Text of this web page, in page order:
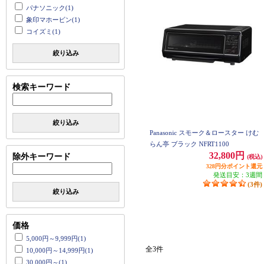
パナソニック(1)
象印マホービン(1)
コイズミ(1)
絞り込み
検索キーワード
絞り込み
除外キーワード
絞り込み
価格
5,000円～9,999円(1)
10,000円～14,999円(1)
30,000円～(1)
Panasonic スモーク＆ロースター けむ
らん亭 ブラック NFRT1100
32,800円
(税込)
328円分ポイント還元
発送目安：3週間
(3件)
全3件